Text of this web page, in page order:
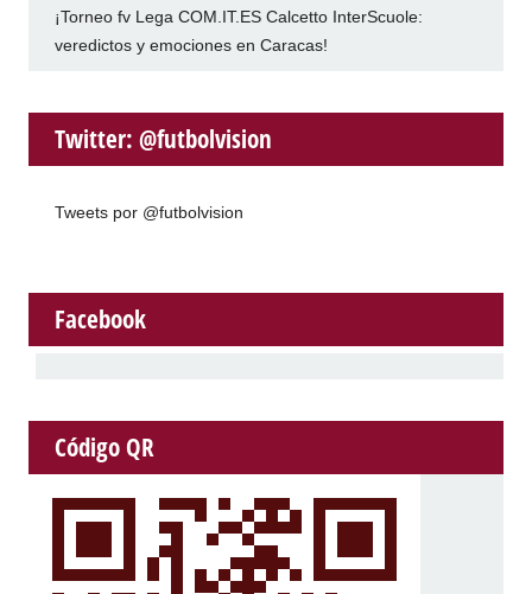
¡Torneo fv Lega COM.IT.ES Calcetto InterScuole:
veredictos y emociones en Caracas!
Twitter: @futbolvision
Tweets por @futbolvision
Facebook
Código QR